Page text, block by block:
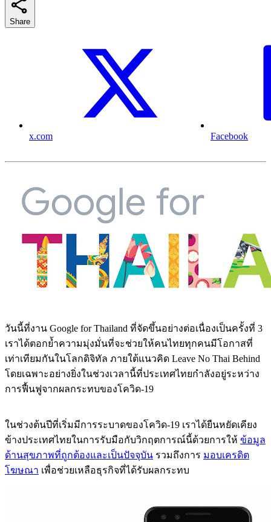
Share
x.com Facebook
วันนี้ที่งาน Google for Thailand ที่จัดขึ้นอย่างต่อเนื่องเป็นครั้งที่ 3
เราได้ตอกย้ำความมุ่งมั่นที่จะช่วยให้คนไทยทุกคนมีโอกาสที่
เท่าเทียมกันในโลกดิจิทัล ภายใต้แนวคิด Leave No Thai Behind
โดยเฉพาะอย่างยิ่งในช่วงเวลานี้ที่ประเทศไทยกำลังอยู่ระหว่าง
การฟื้นฟูจากผลกระทบของโควิด-19
ในช่วงต้นปีที่เริ่มมีการระบาดของโควิด-19 เราได้ยืนหยัดเคียง
ข้างประเทศไทยในการรับมือกับวิกฤตการณ์นี้ด้วยการให้ ข้อมูล
ด้านสุขภาพที่ถูกต้องและเป็นปัจจุบัน รวมถึงการ มอบเครดิต
โฆษณา เพื่อช่วยเหลือธุรกิจที่ได้รับผลกระทบ